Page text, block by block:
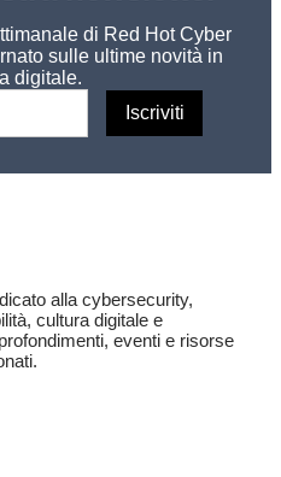
di Red Hot Cyber
sulle ultime novità in
digitale.
alla cybersecurity,
cultura digitale e
eventi e risorse